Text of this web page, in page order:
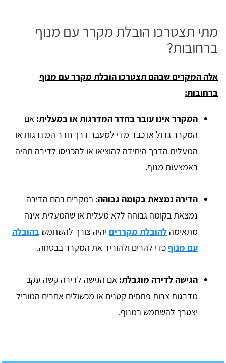
מתי תצטרכו הובלת מקרר עם מנוף
ברחובות?
אלה המקרים שבהם תצטרכו הובלת מקרר עם מנוף
ברחובות:
המקרר אינו עובר בחדר המדרגות או במעלית: אם
המקרר גדול או כבד מדי למעבר דרך חדר המדרגות או
המעלית הדרך היחידה להוציאו או להכניסו לדירה תהיה
באמצעות מנוף.
הדירה נמצאת בקומה גבוהה: במקרים בהם הדירה
נמצאת בקומה גבוהה ללא מעלית או שהמעלית אינה
מתאימה להובלת מקררים יהיה צורך להשתמש בהובלה
עם מנוףכדי להרים ולהוריד את המקרר בבטחה.
הגישה לדירה מוגבלת: אם הגישה לדירה קשה עקב
מדרגות צרות פתחים קטנים או מכשולים אחרים המוביל
יצטרך להשתמש במנוף.